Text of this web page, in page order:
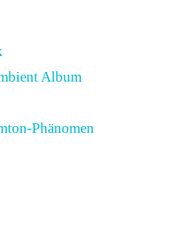
Album
Phänomen